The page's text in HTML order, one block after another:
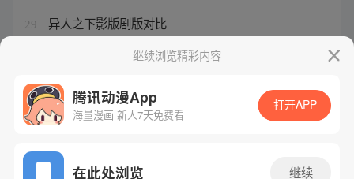
29 异人之下影版剧版对比
电视剧异人之下剧情简介详解
继续浏览精彩内容
腾讯动漫App
海量漫画 新人7天免费看
打开APP
在此处浏览 继续
网站备案/许可证号：粤B2-20090059-5